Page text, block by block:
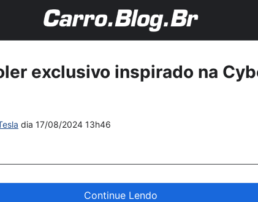
exclusivo inspirado na
dia 17/08/2024 13h46
Continue Lendo